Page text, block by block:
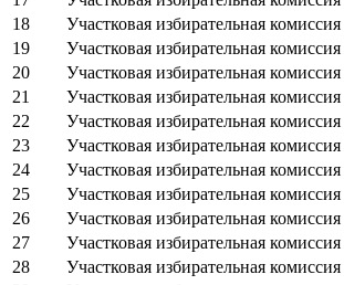
18
Участковая избирательная
19
Участковая избирательная
20
Участковая избирательная
21
Участковая избирательная
22
Участковая избирательная
23
Участковая избирательная
24
Участковая избирательная
25
Участковая избирательная
26
Участковая избирательная
27
Участковая избирательная
28
Участковая избирательная